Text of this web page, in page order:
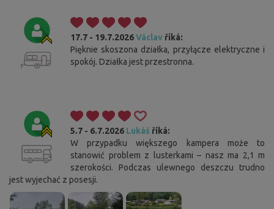
17.7 - 19.7.2026Václav říká:
Pięknie skoszona działka, przyłącze elektryczne i
spokój. Działka jest przestronna.
5.7 - 6.7.2026 Lukáš říká:
W przypadku większego kampera może to
stanowić problem z lusterkami – nasz ma 2,1 m
szerokości. Podczas ulewnego deszczu trudno
jest wyjechać z posesji.